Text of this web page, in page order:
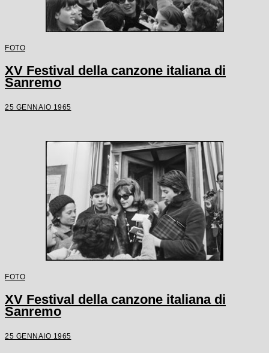
FOTO
XV Festival della canzone italiana di
Sanremo
25 GENNAIO 1965
FOTO
XV Festival della canzone italiana di
Sanremo
25 GENNAIO 1965